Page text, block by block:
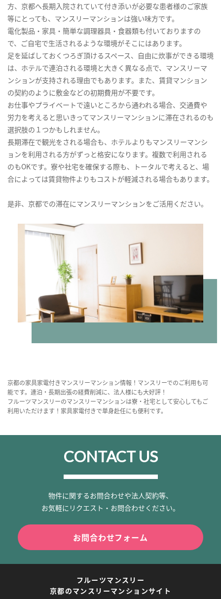
方、京都へ長期入院されていて付き添いが必要な患者様のご家族
等にとっても、マンスリーマンションは強い味方です。
電化製品・家具・簡単な調理器具・食器類も付いておりますの
で、ご自宅で生活されるような環境がそこにはあります。
足を延ばしておくつろぎ頂けるスペース、自由に炊事ができる環境
は、ホテルで連泊される環境と大きく異なる点で、マンスリーマ
ンションが支持される理由でもあります。また、賃貸マンション
の契約のように敷金などの初期費用が不要です。
お仕事やプライベートで遠いところから通われる場合、交通費や
労力を考えると思いきってマンスリーマンションに滞在されるのも
選択肢の１つかもしれません。
長期滞在で観光をされる場合も、ホテルよりもマンスリーマンシ
ョンを利用される方がずっと格安になります。複数で利用される
のもOKです。寮や社宅を確保する際も、トータルで考えると、場
合によっては賃貸物件よりもコストが軽減される場合もあります。
是非、京都での滞在にマンスリーマンションをご活用ください。
京都の家具家電付きマンスリーマンション情報！マンスリーでのご利用も可
能です。連泊・長期出張の経費削減に、法人様にも大好評！
フルーツマンスリーのマンスリーマンションは寮・社宅として安心してもご
利用いただけます！家具家電付きで単身赴任にも便利です。
CONTACT US
物件に関するお問合わせや法人契約等、
お気軽にリクエスト・お問合わせください。
お問合わせフォーム
フルーツマンスリー
京都のマンスリーマンションサイト